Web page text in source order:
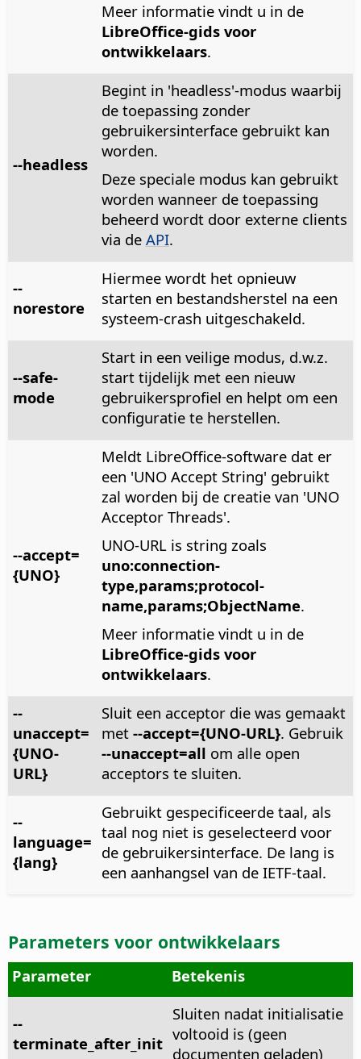
Meer informatie vindt u in de
LibreOffice-gids voor
ontwikkelaars.
--headless
Begint in 'headless'-modus waarbij
de toepassing zonder
gebruikersinterface gebruikt kan
worden.
Deze speciale modus kan gebruikt
worden wanneer de toepassing
beheerd wordt door externe clients
via de API.
--
norestore
Hiermee wordt het opnieuw
starten en bestandsherstel na een
systeem-crash uitgeschakeld.
--safe-
mode
Start in een veilige modus, d.w.z.
start tijdelijk met een nieuw
gebruikersprofiel en helpt om een
configuratie te herstellen.
--accept=
{UNO}
Meldt LibreOffice-software dat er
een 'UNO Accept String' gebruikt
zal worden bij de creatie van 'UNO
Acceptor Threads'.
UNO-URL is string zoals
uno:connection-
type,params;protocol-
name,params;ObjectName.
Meer informatie vindt u in de
LibreOffice-gids voor
ontwikkelaars.
--
unaccept=
{UNO-
URL}
Sluit een acceptor die was gemaakt
met --accept={UNO-URL}. Gebruik
--unaccept=all om alle open
acceptors te sluiten.
--
language=
{lang}
Gebruikt gespecificeerde taal, als
taal nog niet is geselecteerd voor
de gebruikersinterface. De lang is
een aanhangsel van de IETF-taal.
Parameters voor ontwikkelaars
Parameter Betekenis
--
terminate_after_init
Sluiten nadat initialisatie
voltooid is (geen
documenten geladen)